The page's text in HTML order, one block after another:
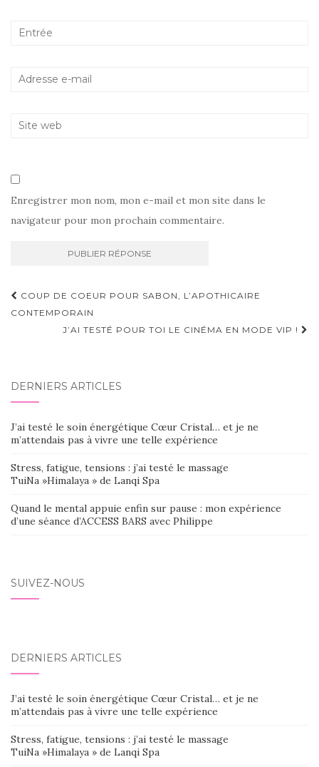
Enregistrer mon nom, mon e-mail et mon site dans le
navigateur pour mon prochain commentaire.
Navigation
d'article
COUP DE COEUR POUR SABON, L’APOTHICAIRE
CONTEMPORAIN
J’AI TESTÉ POUR TOI LE CINÉMA EN MODE VIP !
DERNIERS ARTICLES
J’ai testé le soin énergétique Cœur Cristal… et je ne
m’attendais pas à vivre une telle expérience
Stress, fatigue, tensions : j’ai testé le massage
TuiNa »Himalaya » de Lanqi Spa
Quand le mental appuie enfin sur pause : mon expérience
d’une séance d’ACCESS BARS avec Philippe
SUIVEZ-NOUS
DERNIERS ARTICLES
J’ai testé le soin énergétique Cœur Cristal… et je ne
m’attendais pas à vivre une telle expérience
Stress, fatigue, tensions : j’ai testé le massage
TuiNa »Himalaya » de Lanqi Spa